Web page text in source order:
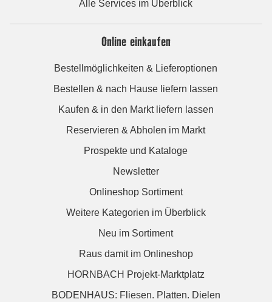
Alle Services im Überblick
Online einkaufen
Bestellmöglichkeiten & Lieferoptionen
Bestellen & nach Hause liefern lassen
Kaufen & in den Markt liefern lassen
Reservieren & Abholen im Markt
Prospekte und Kataloge
Newsletter
Onlineshop Sortiment
Weitere Kategorien im Überblick
Neu im Sortiment
Raus damit im Onlineshop
HORNBACH Projekt-Marktplatz
BODENHAUS: Fliesen. Platten. Dielen